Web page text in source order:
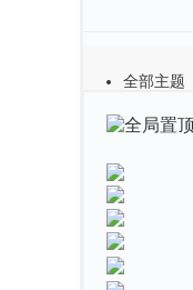
全部主题
作者